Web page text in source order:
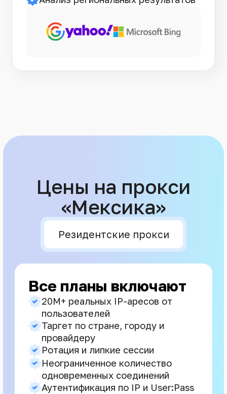
Цены на прокси
«Мексика»
Резидентские прокси
Все планы включают
20M+ реальных IP-аресов от
пользователей
Таргет по стране, городу и
провайдеру
Ротация и липкие сессии
Неограниченное количество
одновременных соединений
Аутентификация по IP и User:Pass